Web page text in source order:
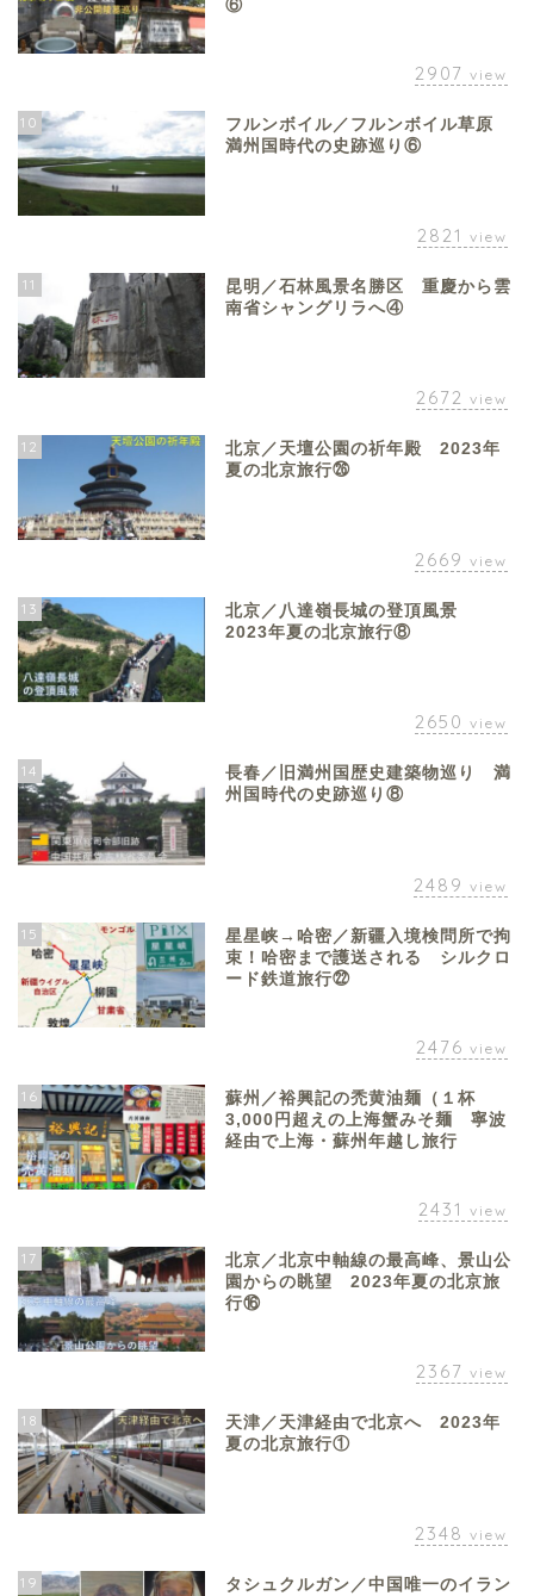
⑥
2907 view
10
フルンボイル／フルンボイル草原
満州国時代の史跡巡り⑥
2821 view
11
昆明／石林風景名勝区 重慶から雲
南省シャングリラへ④
2672 view
12
北京／天壇公園の祈年殿 2023年
夏の北京旅行㉖
2669 view
13
北京／八達嶺長城の登頂風景
2023年夏の北京旅行⑧
2650 view
14
長春／旧満州国歴史建築物巡り 満
州国時代の史跡巡り⑧
2489 view
15
星星峡→哈密／新疆入境検問所で拘
束！哈密まで護送される シルクロ
ード鉄道旅行㉒
2476 view
16
蘇州／裕興記の禿黄油麺（１杯
3,000円超えの上海蟹みそ麺 寧波
経由で上海・蘇州年越し旅行
2431 view
17
北京／北京中軸線の最高峰、景山公
園からの眺望 2023年夏の北京旅
行⑯
2367 view
18
天津／天津経由で北京へ 2023年
夏の北京旅行①
2348 view
19
タシュクルガン／中国唯一のイラン